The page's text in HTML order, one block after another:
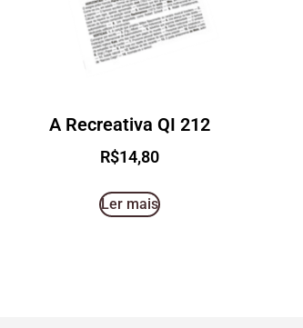
A Recreativa QI 212
R$14,80
Ler mais